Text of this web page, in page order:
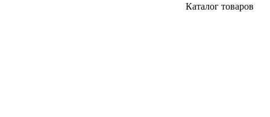
Каталог товаров